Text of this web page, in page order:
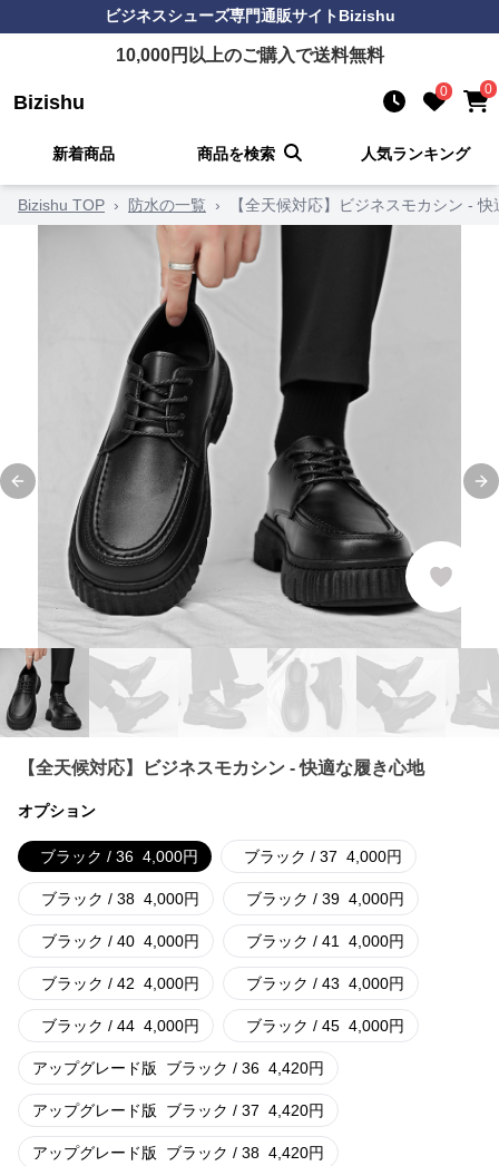
ビジネスシューズ専門通販サイトBizishu
10,000円以上のご購入で送料無料
Bizishu 0 0
新着商品 商品を検索 人気ランキング
Bizishu TOP › 防水の一覧 › 【全天候対応】ビジネスモカシン -
Previous slide
【全天候対応】ビジネスモカシン - 快適な履き心地
オプション
ブラック / 36 4,000円 ブラック / 37 4,000円
ブラック / 38 4,000円 ブラック / 39 4,000円
ブラック / 40 4,000円 ブラック / 41 4,000円
ブラック / 42 4,000円 ブラック / 43 4,000円
ブラック / 44 4,000円 ブラック / 45 4,000円
アップグレード版 ブラック / 36 4,420円
アップグレード版 ブラック / 37 4,420円
アップグレード版 ブラック / 38 4,420円